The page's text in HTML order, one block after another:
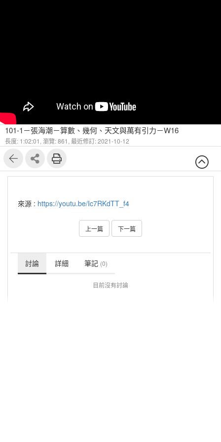
101-1－張海潮－算數、幾何、天文與萬有引力－W16
長度: 1:02:01, 瀏覽: 861, 最近修訂: 2021-10-12
來源 : https://youtu.be/Ic7RKdTT_f4
上一篇 下一篇
討論 詳細 筆記 (0)
目前沒有討論